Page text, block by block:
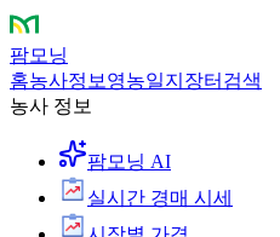
팜모닝
홈농사정보 영농일지 장터 검색
농사 정보
팜모닝 AI
실시간 경매 시세